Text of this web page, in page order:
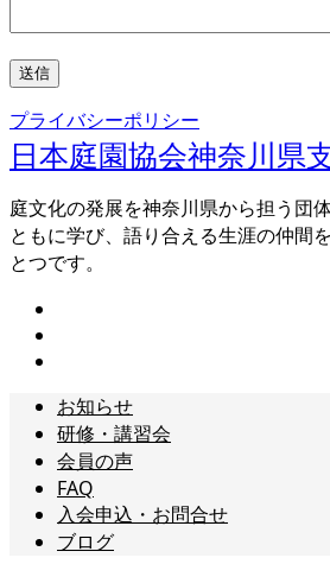
プライバシーポリシー
日本庭園協会神奈川県
庭文化の発展を神奈川県から担う団体
ともに学び、語り合える生涯の仲間
とつです。
お知らせ
研修・講習会
会員の声
FAQ
入会申込・お問合せ
ブログ